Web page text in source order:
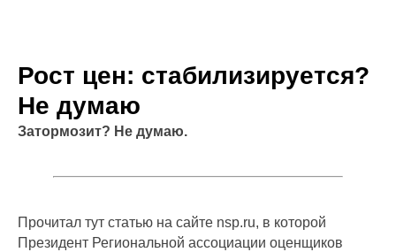
Рост цен: стабилизируется?
Не думаю
Затормозит? Не думаю.
Прочитал тут статью на сайте nsp.ru, в которой
Президент Региональной ассоциации оценщиков